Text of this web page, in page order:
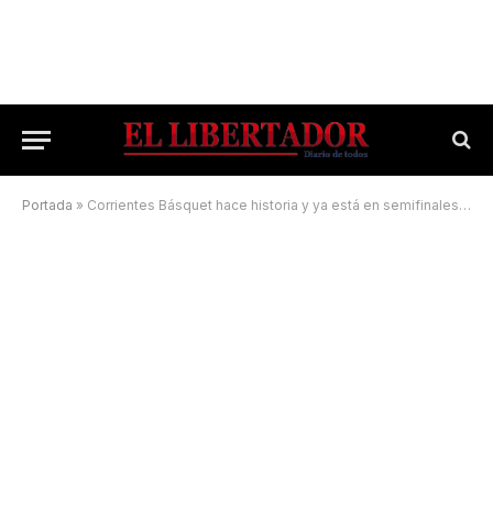
Portada » Corrientes Básquet hace historia y ya está en semifinales de la Liga Femenina